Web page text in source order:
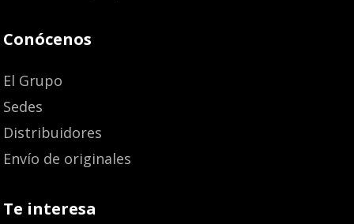
Conócenos
El Grupo
Sedes
Distribuidores
Envío de originales
Te interesa